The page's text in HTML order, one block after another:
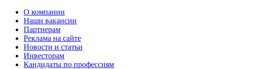
О компании
Наши вакансии
Партнерам
Реклама на сайте
Новости и статьи
Инвесторам
Кандидаты по профессиям